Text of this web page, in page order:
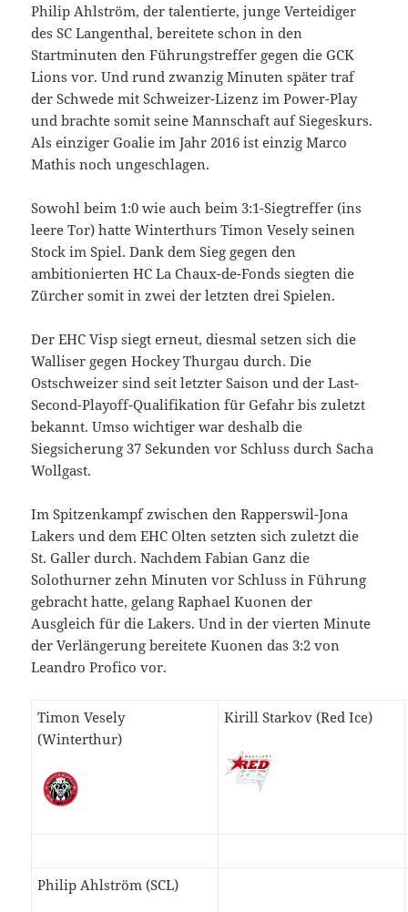
Philip Ahlström, der talentierte, junge Verteidiger
des SC Langenthal, bereitete schon in den
Startminuten den Führungstreffer gegen die GCK
Lions vor. Und rund zwanzig Minuten später traf
der Schwede mit Schweizer-Lizenz im Power-Play
und brachte somit seine Mannschaft auf Siegeskurs.
Als einziger Goalie im Jahr 2016 ist einzig Marco
Mathis noch ungeschlagen.
Sowohl beim 1:0 wie auch beim 3:1-Siegtreffer (ins
leere Tor) hatte Winterthurs Timon Vesely seinen
Stock im Spiel. Dank dem Sieg gegen den
ambitionierten HC La Chaux-de-Fonds siegten die
Zürcher somit in zwei der letzten drei Spielen.
Der EHC Visp siegt erneut, diesmal setzen sich die
Walliser gegen Hockey Thurgau durch. Die
Ostschweizer sind seit letzter Saison und der Last-
Second-Playoff-Qualifikation für Gefahr bis zuletzt
bekannt. Umso wichtiger war deshalb die
Siegsicherung 37 Sekunden vor Schluss durch Sacha
Wollgast.
Im Spitzenkampf zwischen den Rapperswil-Jona
Lakers und dem EHC Olten setzten sich zuletzt die
St. Galler durch. Nachdem Fabian Ganz die
Solothurner zehn Minuten vor Schluss in Führung
gebracht hatte, gelang Raphael Kuonen der
Ausgleich für die Lakers. Und in der vierten Minute
der Verlängerung bereitete Kuonen das 3:2 von
Leandro Profico vor.
Timon Vesely
(Winterthur)
Kirill Starkov (Red Ice)
Philip Ahlström (SCL)